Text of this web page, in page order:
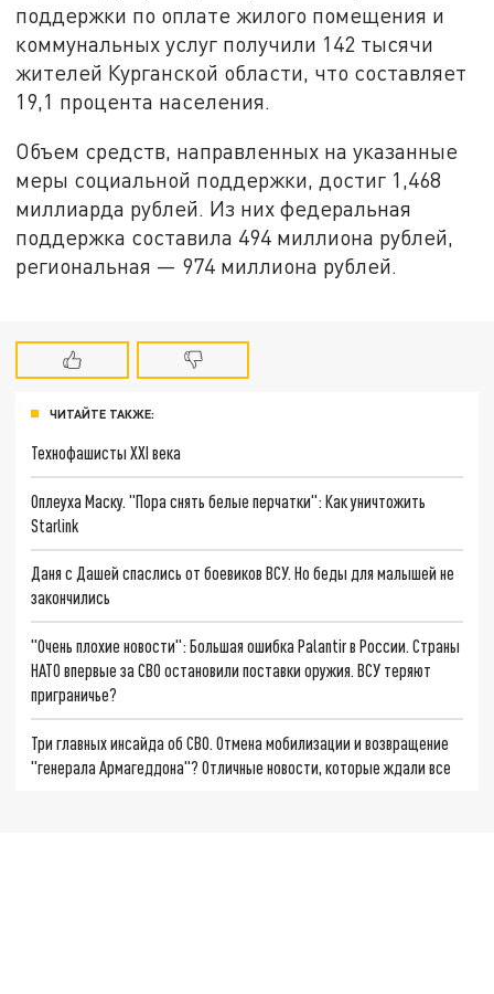
поддержки по оплате жилого помещения и
коммунальных услуг получили 142 тысячи
жителей Курганской области, что составляет
19,1 процента населения.
Объем средств, направленных на указанные
меры социальной поддержки, достиг 1,468
миллиарда рублей. Из них федеральная
поддержка составила 494 миллиона рублей,
региональная — 974 миллиона рублей.
ЧИТАЙТЕ ТАКЖЕ:
Технофашисты XXI века
Оплеуха Маску. "Пора снять белые перчатки": Как уничтожить
Starlink
Даня с Дашей спаслись от боевиков ВСУ. Но беды для малышей не
закончились
"Очень плохие новости": Большая ошибка Palantir в России. Страны
НАТО впервые за СВО остановили поставки оружия. ВСУ теряют
приграничье?
Три главных инсайда об СВО. Отмена мобилизации и возвращение
"генерала Армагеддона"? Отличные новости, которые ждали все